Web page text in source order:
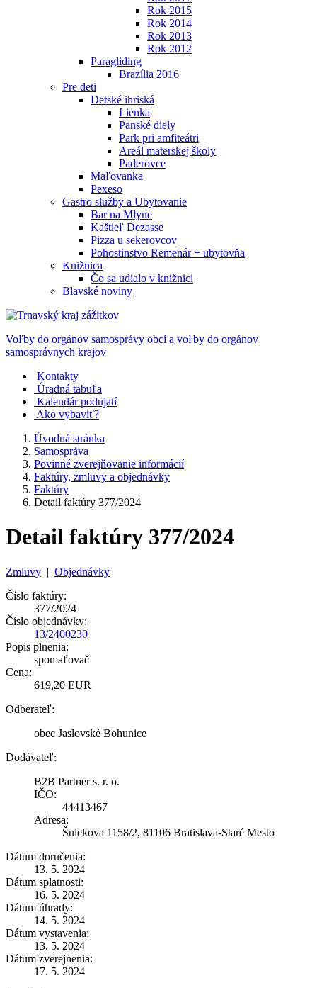
Rok 2015
Rok 2014
Rok 2013
Rok 2012
Paragliding
Brazília 2016
Pre deti
Detské ihriská
Lienka
Panské diely
Park pri amfiteátri
Areál materskej školy
Paderovce
Maľovanka
Pexeso
Gastro služby a Ubytovanie
Bar na Mlyne
Kaštieľ Dezasse
Pizza u sekerovcov
Pohostinstvo Remenár + ubytovňa
Knižnica
Čo sa udialo v knižnici
Blavské noviny
Voľby do orgánov samosprávy obcí a voľby do orgánov
samosprávnych krajov
Kontakty
Úradná tabuľa
Kalendár podujatí
Ako vybaviť?
Úvodná stránka
Samospráva
Povinné zverejňovanie informácií
Faktúry, zmluvy a objednávky
Faktúry
Detail faktúry 377/2024
Detail faktúry 377/2024
Zmluvy | Objednávky
Číslo faktúry:
377/2024
Číslo objednávky:
13/2400230
Popis plnenia:
spomaľovač
Cena:
619,20 EUR
Odberateľ:
obec Jaslovské Bohunice
Dodávateľ:
B2B Partner s. r. o.
IČO:
44413467
Adresa:
Šulekova 1158/2, 81106 Bratislava-Staré Mesto
Dátum doručenia:
13. 5. 2024
Dátum splatnosti:
16. 5. 2024
Dátum úhrady:
14. 5. 2024
Dátum vystavenia:
13. 5. 2024
Dátum zverejnenia:
17. 5. 2024